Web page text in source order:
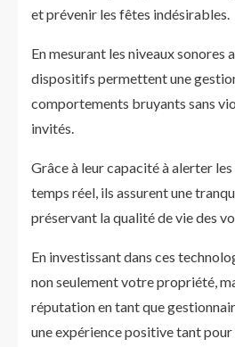
et prévenir les fêtes indésirables.
En mesurant les niveaux sonores
dispositifs permettent une
comportements bruyants sans
invités.
Grâce à leur capacité à alerter
temps réel, ils assurent une
préservant la qualité de vie des
En investissant dans ces
non seulement votre propriété,
réputation en tant que
une expérience positive tant